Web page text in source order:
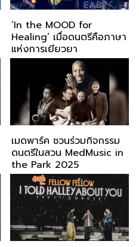
‘In the MOOD for
Healing’ เมื่อดนตรีคือภาษา
แห่งการเยียวยา
เมดพาร์ค ชวนร่วมกิจกรรม
ดนตรีในสวน MedMusic in
the Park 2025